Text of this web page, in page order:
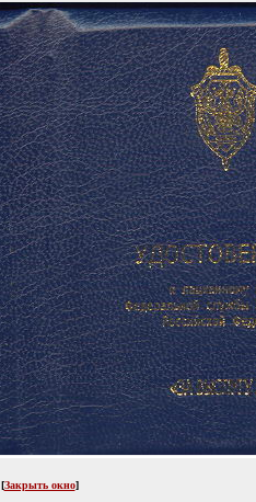
[Закрыть окно]